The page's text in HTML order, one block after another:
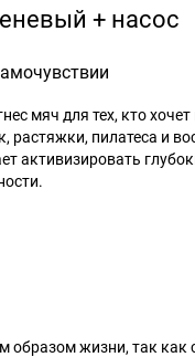
+ насос
мяч для тех, кто
пилатеса и
активизировать
жизни, так как